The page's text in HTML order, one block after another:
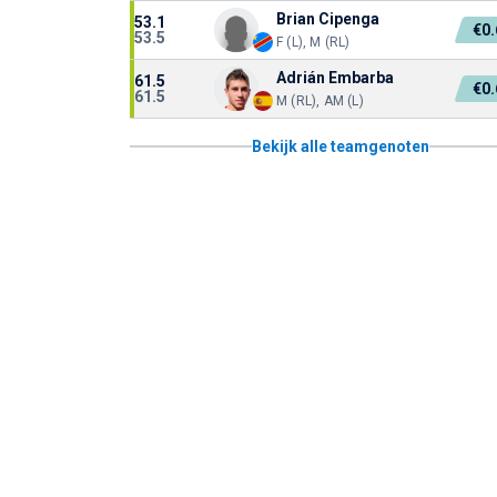
53.1
53.5
Brian Cipenga
F (L), M (RL)
61.5
61.5
Adrián Embarba
M (RL), AM (L)
Bekijk alle teamgenoten